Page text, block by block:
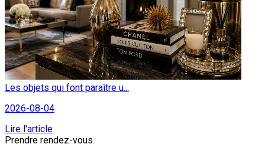
Les objets qui font paraître u...
2026-08-04
Lire l'article
Prendre rendez-vous.